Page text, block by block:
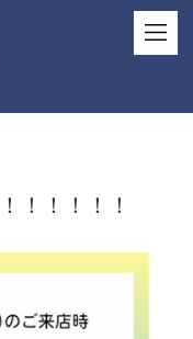
！！！！！